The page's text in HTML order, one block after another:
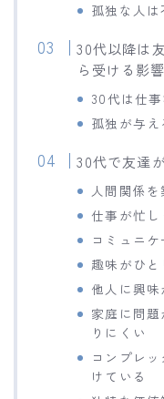
孤独な人
30代以降は
ら受ける影響
30代は仕
孤独が与
30代で友達
人間関係
仕事が忙
コミュニ
趣味がひと
他人に興味
家庭に問
りにくい
コンプレ
けている